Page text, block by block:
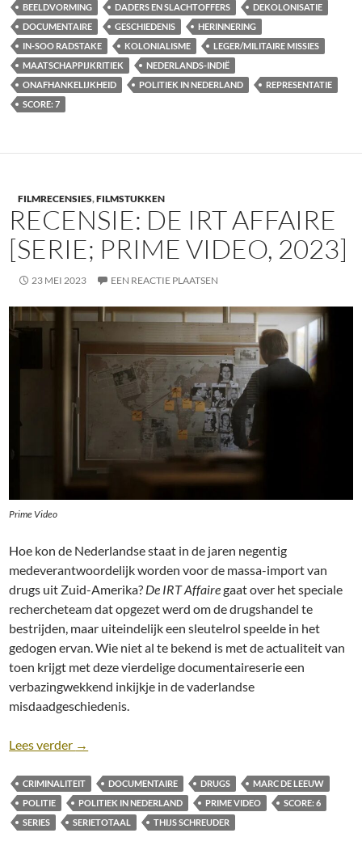
BEELDVORMING DADERS EN SLACHTOFFERS
DEKOLONISATIE
DOCUMENTAIRE
GESCHIEDENIS
HERINNERING
IN-SOO RADSTAKE
KOLONIALISME
LEGER/MILITAIRE MISSIES
MAATSCHAPPIJKRITIEK
NEDERLANDS-INDIË
ONAFHANKELIJKHEID
POLITIEK IN NEDERLAND
REPRESENTATIE
SCORE: 7
FILMRECENSIES,FILMSTUKKEN
RECENSIE: DE IRT AFFAIRE
[SERIE; PRIME VIDEO, 2023]
23 MEI 2023 EEN REACTIE PLAATSEN
Prime Video
Hoe kon de Nederlandse staat in de jaren negentig
medeverantwoordelijk worden voor de massa-import van
drugs uit Zuid-Amerika? De IRT Affairegaat over het speciale
rechercheteam dat opgezet werd om de drugshandel te
bestrijden, maar uiteindelijk een sleutelrol speelde in het
gedogen ervan. Wie niet al te bekend is met de actualiteit van
toen krijgt met deze vierdelige documentaireserie een
verbazingwekkend inkijkje in de vaderlandse
misdaadgeschiedenis.
Lees verder Recensie: De IRT Affaire [serie; Prime Video, 2023]
→
CRIMINALITEIT DOCUMENTAIRE DRUGS
MARC DE LEEUW
POLITIE
POLITIEK IN NEDERLAND PRIME VIDEO
SCORE: 6
SERIES
SERIETOTAAL THIJS SCHREUDER